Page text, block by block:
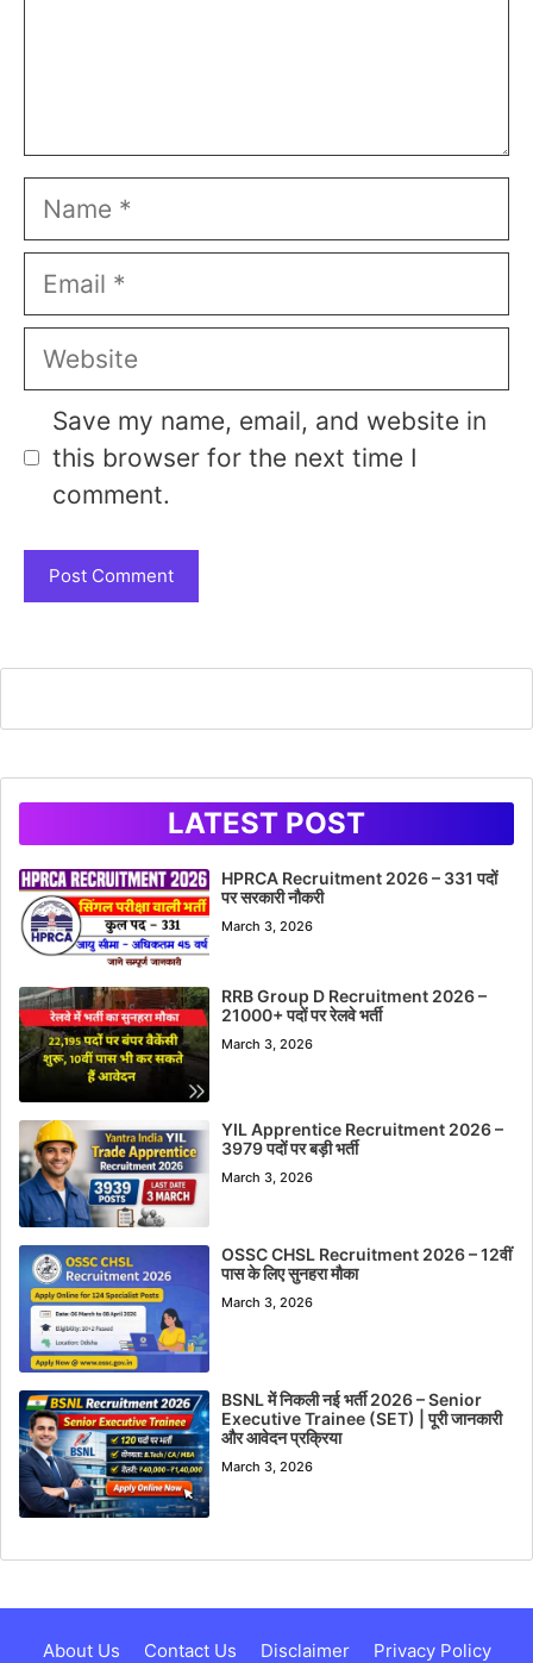
Name
Email
Website
Save my name, email, and website in
this browser for the next time I
comment.
LATEST POST
HPRCA Recruitment 2026 – 331 पदों
पर सरकारी नौकरी
March 3, 2026
RRB Group D Recruitment 2026 –
21000+ पदों पर रेलवे भर्ती
March 3, 2026
YIL Apprentice Recruitment 2026 –
3979 पदों पर बड़ी भर्ती
March 3, 2026
OSSC CHSL Recruitment 2026 – 12वीं
पास के लिए सुनहरा मौका
March 3, 2026
BSNL में निकली नई भर्ती 2026 – Senior
Executive Trainee (SET) | पूरी जानकारी
और आवेदन प्रक्रिया
March 3, 2026
About Us Contact Us Disclaimer Privacy Policy